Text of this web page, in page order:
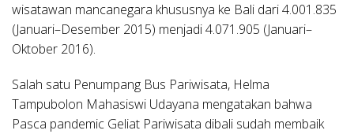
wisatawan mancanegara khususnya ke Bali dari 4.001.835
(Januari–Desember 2015) menjadi 4.071.905 (Januari–
Oktober 2016).
Salah satu Penumpang Bus Pariwisata, Helma
Tampubolon Mahasiswi Udayana mengatakan bahwa
Pasca pandemic Geliat Pariwisata dibali sudah membaik